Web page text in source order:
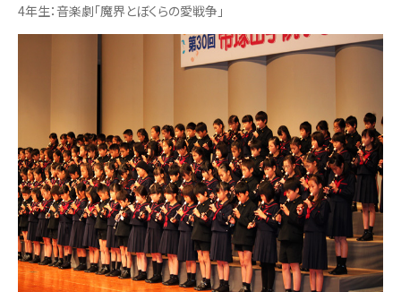
4年生：音楽劇「魔界とぼくらの愛戦争」